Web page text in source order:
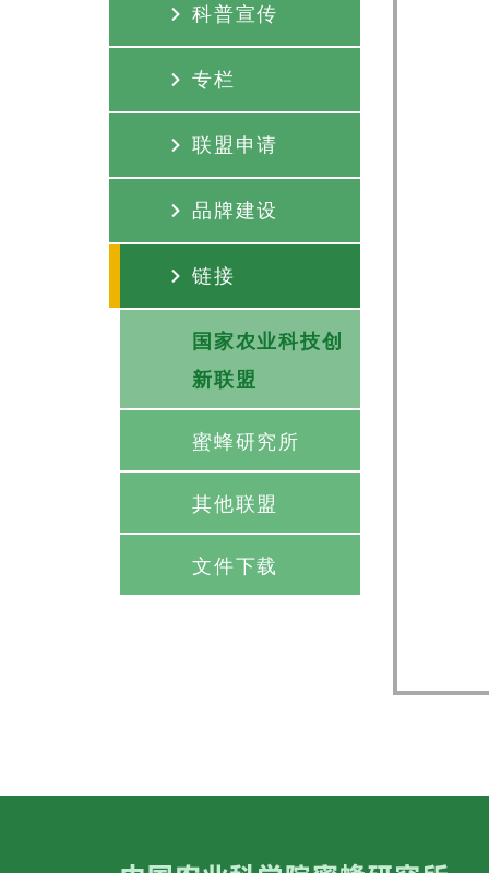
科普宣传
专栏
联盟申请
品牌建设
链接
国家农业科技创
新联盟
蜜蜂研究所
其他联盟
文件下载